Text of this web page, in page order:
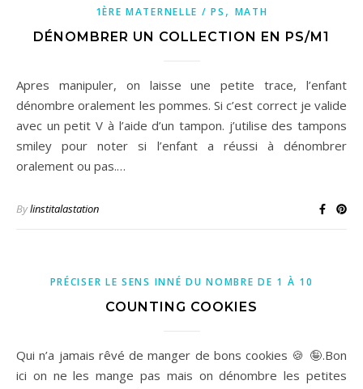
1ÈRE MATERNELLE / PS , MATH
DÉNOMBRER UN COLLECTION EN PS/M1
Apres manipuler, on laisse une petite trace, l’enfant
dénombre oralement les pommes. Si c’est correct je valide
avec un petit V à l’aide d’un tampon. j’utilise des tampons
smiley pour noter si l’enfant a réussi à dénombrer
oralement ou pas.…
Bylinstitalastation
PRÉCISER LE SENS INNÉ DU NOMBRE DE 1 À 10
COUNTING COOKIES
Qui n’a jamais rêvé de manger de bons cookies 🍪 🤪.Bon
ici on ne les mange pas mais on dénombre les petites